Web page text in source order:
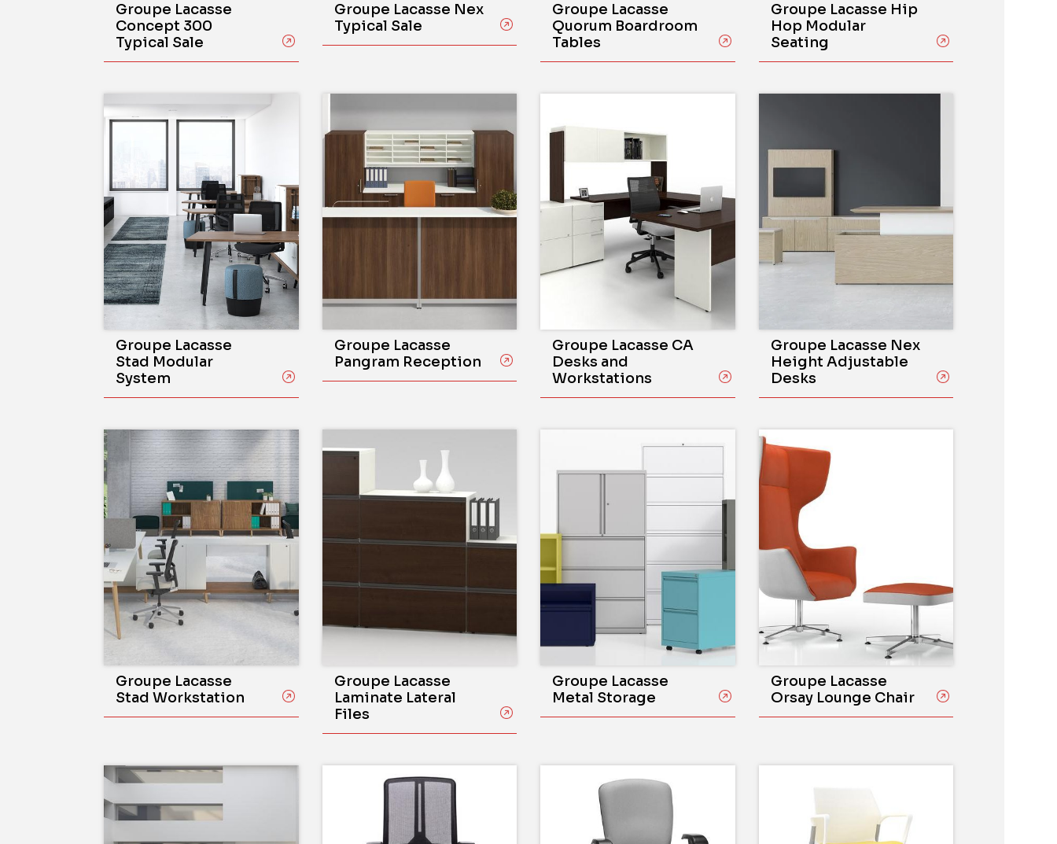
Groupe Lacasse
Concept 300
Typical Sale
Groupe Lacasse Nex
Typical Sale
Groupe Lacasse
Quorum Boardroom
Tables
Groupe Lacasse Hip
Hop Modular
Seating
Groupe Lacasse
Stad Modular
System
Groupe Lacasse
Pangram Reception
Groupe Lacasse CA
Desks and
Workstations
Groupe Lacasse Nex
Height Adjustable
Desks
Groupe Lacasse
Stad Workstation
Groupe Lacasse
Laminate Lateral
Files
Groupe Lacasse
Metal Storage
Groupe Lacasse
Orsay Lounge Chair